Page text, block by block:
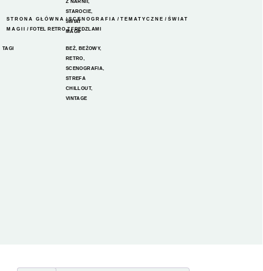
Z NARNII
STAROCIE,
ŚWIAT
MAGII
TAGI BEŻ, BEŻOWY,
RETRO
SCENOGRAFIA
STREFA
CHILLOUT,
VINTAGE
STRONA GŁÓWNA /SCENOGRAFIA /TEMATYCZNE /ŚWIAT
MAGII
/ FOTEL RETRO Z FRĘDZLAMI